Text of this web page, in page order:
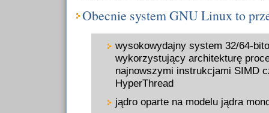
Obecnie system GNU Linux to
wysokowydajny system 32/64-
wykorzystujący architekturę
najnowszymi instrukcjami SIMD
HyperThread
jądro oparte na modelu jądra